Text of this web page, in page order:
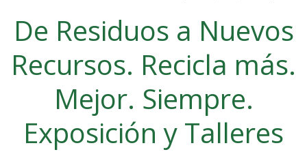
De Residuos a Nuevos
Recursos. Recicla más.
Mejor. Siempre.
Exposición y Talleres